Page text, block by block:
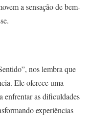
a sensação de bem-
nos lembra que
Ele oferece uma
enfrentar as dificuldades
experiências